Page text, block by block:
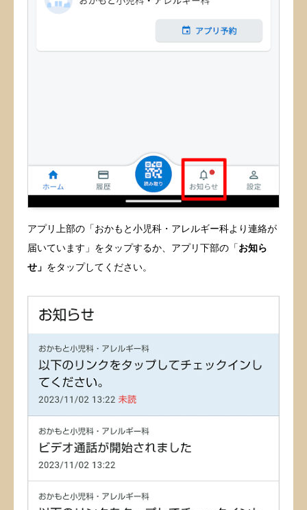
アプリ上部の「おかもと小児科・アレルギー科より連絡が
届いています」をタップするか、アプリ下部の「お知ら
せ」 をタップしてください。